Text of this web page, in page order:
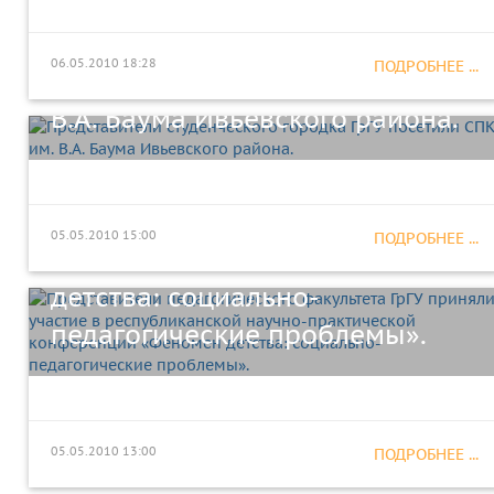
ПОДРОБНЕЕ ...
06.05.2010 18:28
городка ГрГУ посетили СПК им.
В.А. Баума Ивьевского района.
ПОДРОБНЕЕ ...
05.05.2010 15:00
Представители педагогического
факультета ГрГУ приняли
научно-практической
детства: социально-
педагогические проблемы».
ПОДРОБНЕЕ ...
05.05.2010 13:00
мая 2010 г. состоится
Международная научно-